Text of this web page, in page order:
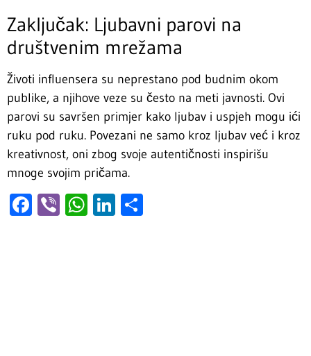
Zaključak: Ljubavni parovi na
društvenim mrežama
Životi influensera su neprestano pod budnim okom
publike, a njihove veze su često na meti javnosti. Ovi
parovi su savršen primjer kako ljubav i uspjeh mogu ići
ruku pod ruku. Povezani ne samo kroz ljubav već i kroz
kreativnost, oni zbog svoje autentičnosti inspirišu
mnoge svojim pričama.
Facebook
ViberWhatsApp
LinkedIn